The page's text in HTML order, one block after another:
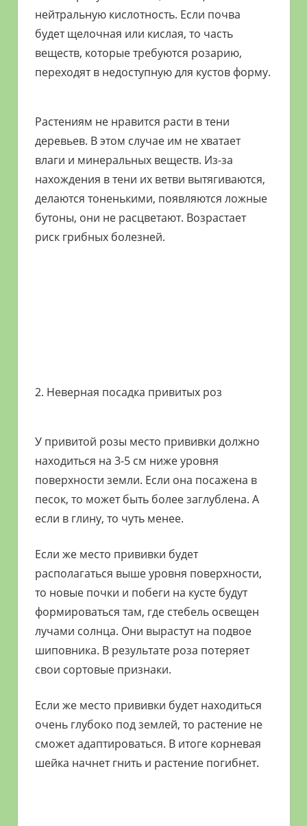
нейтральную кислотность. Если почва
будет щелочная или кислая, то часть
веществ, которые требуются розарию,
переходят в недоступную для кустов форму.
Растениям не нравится расти в тени
деревьев. В этом случае им не хватает
влаги и минеральных веществ. Из-за
нахождения в тени их ветви вытягиваются,
делаются тоненькими, появляются ложные
бутоны, они не расцветают. Возрастает
риск грибных болезней.
2. Неверная посадка привитых роз
У привитой розы место прививки должно
находиться на 3-5 см ниже уровня
поверхности земли. Если она посажена в
песок, то может быть более заглублена. А
если в глину, то чуть менее.
Если же место прививки будет
располагаться выше уровня поверхности,
то новые почки и побеги на кусте будут
формироваться там, где стебель освещен
лучами солнца. Они вырастут на подвое
шиповника. В результате роза потеряет
свои сортовые признаки.
Если же место прививки будет находиться
очень глубоко под землей, то растение не
сможет адаптироваться. В итоге корневая
шейка начнет гнить и растение погибнет.